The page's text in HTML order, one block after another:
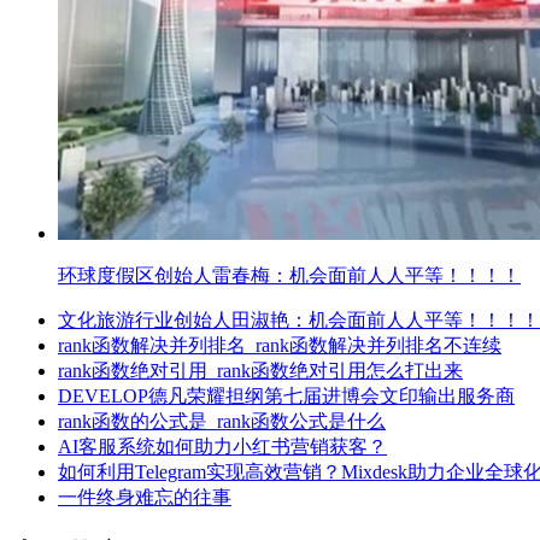
环球度假区创始人雷春梅：机会面前人人平等！！！！
文化旅游行业创始人田淑艳：机会面前人人平等！！！！
rank函数解决并列排名_rank函数解决并列排名不连续
rank函数绝对引用_rank函数绝对引用怎么打出来
DEVELOP德凡荣耀担纲第七届进博会文印输出服务商
rank函数的公式是_rank函数公式是什么
AI客服系统如何助力小红书营销获客？
如何利用Telegram实现高效营销？Mixdesk助力企业全球
一件终身难忘的往事